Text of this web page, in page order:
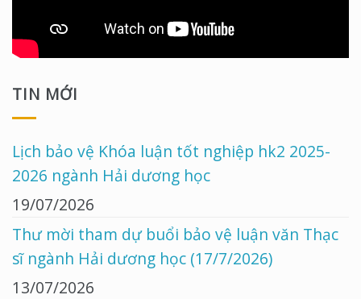
TIN MỚI
Lịch bảo vệ Khóa luận tốt nghiệp hk2 2025-
2026 ngành Hải dương học
19/07/2026
Thư mời tham dự buổi bảo vệ luận văn Thạc
sĩ ngành Hải dương học (17/7/2026)
13/07/2026